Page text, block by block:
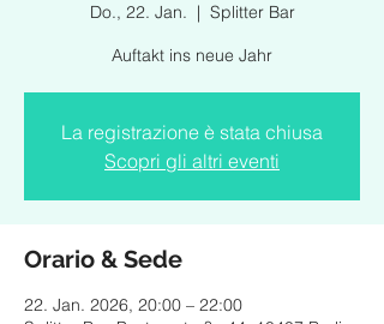
Do., 22. Jan.
  |
Splitter Bar
Auftakt ins neue Jahr
La registrazione è stata chiusa
Scopri gli altri eventi
Orario & Sede
22. Jan. 2026, 20:00 – 22:00